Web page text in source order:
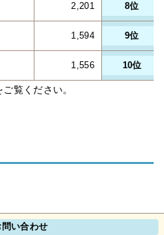
2,201 8位
1,594 9位
1,556 10位
覧ください。
い合わせ